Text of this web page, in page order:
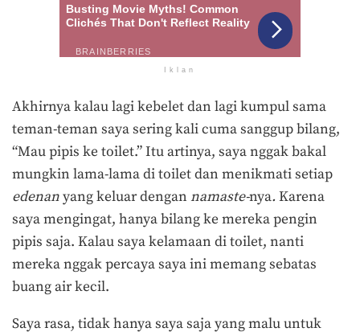
Iklan
Akhirnya kalau lagi kebelet dan lagi kumpul sama
teman-teman saya sering kali cuma sanggup bilang,
“Mau pipis ke toilet.” Itu artinya, saya nggak bakal
mungkin lama-lama di toilet dan menikmati setiap
edenanyang keluar dengan namaste-nya.Karena
saya mengingat, hanya bilang ke mereka pengin
pipis saja. Kalau saya kelamaan di toilet, nanti
mereka nggak percaya saya ini memang sebatas
buang air kecil.
Saya rasa, tidak hanya saya saja yang malu untuk